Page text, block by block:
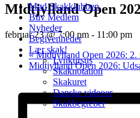
Mød Skakklubben
Bliv Medlem
Nyheder
Begivenheder
Lær skak!
Lynkursus
Skaknotation
Skakuret
Danske videoer
Skakbegreber
Midtjylland Open
februar 23 @ 7:00 pm - 11:00 pm
«Midtjylland Open 2026: 2.
Midtjylland Open 2026: